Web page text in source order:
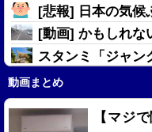
[悲報] 日本の気候
[動画] かもしれな
スタンミ「ジャン
アップル「よその
[悲報] ワンピース
ワイの職場の後
動画まとめ
【マジ